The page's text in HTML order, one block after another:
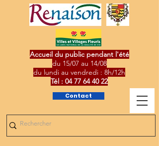
Contact
Accueil du public pendant l'été
du 15/07 au 14/08
du lundi au vendredi : 8h/12h
Tél : 04 77 64 40 22